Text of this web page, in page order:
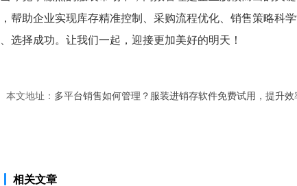
帮助企业实现库存精准控制、采购流程优化、销售策略科
选择成功。让我们一起，迎接更加美好的明天！
本文地址： 多平台销售如何管理？服装进销存软件免费试用，提升效
相关文章